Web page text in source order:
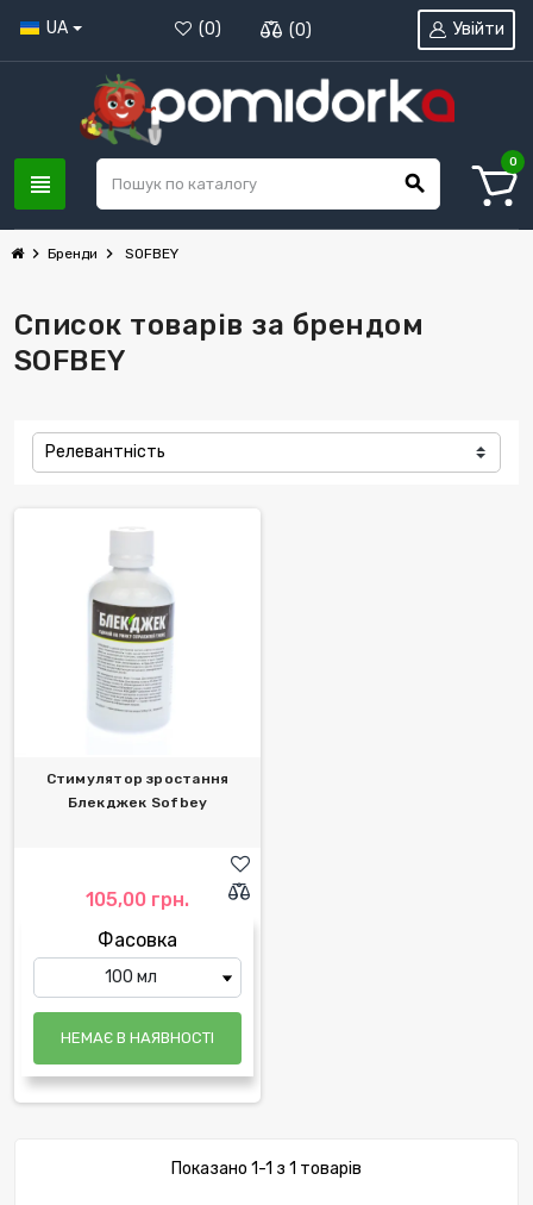
UA (0) (0)
view_headline search
Увійти
0
chevron_right Бренди chevron_right SOFBEY
Список товарів за брендом
SOFBEY
Релевантність
Стимулятор зростання
Блекджек Sofbey
105,00 грн.
Фасовка
НЕМАЄ В НАЯВНОСТІ
Показано 1-1 з 1 товарів